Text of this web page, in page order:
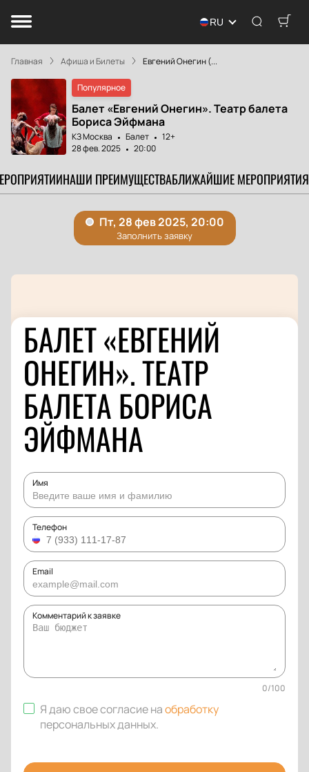
RU
Главная Афиша и Билеты Евгений Онегин (...
Популярное
Балет «Евгений Онегин». Театр балета
Бориса Эйфмана
КЗ Москва Балет
12+
28 фев. 2025
20:00
НАШИ ПРЕИМУЩЕСТВАБЛИЖАЙШИЕ МЕРОПРИЯТИЯ
БАЛЕТ «ЕВГЕНИЙ
ОНЕГИН». ТЕАТР
БАЛЕТА БОРИСА
ЭЙФМАНА
Имя
Телефон
Email
Комментарий к заявке
0/100
Я даю свое согласие наобработку
персональных данных.